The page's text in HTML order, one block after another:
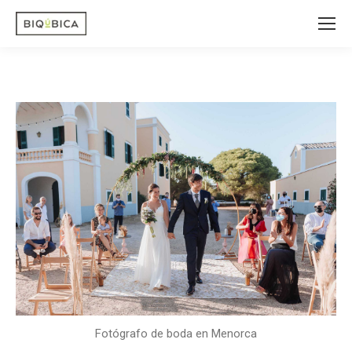
Fotógrafo de boda en Menorca